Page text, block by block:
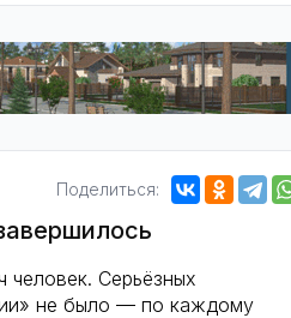
Поделиться:
человек. Серьёзных
не было — по каждому